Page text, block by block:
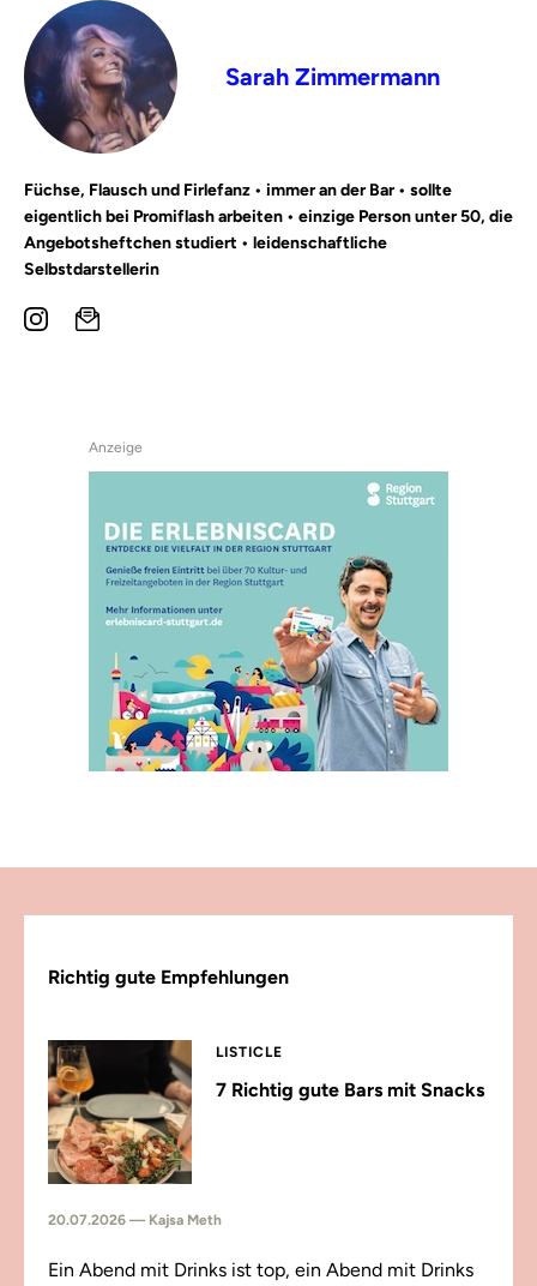
Sarah Zimmermann
Füchse, Flausch und Firlefanz • immer an der Bar • sollte
eigentlich bei Promiflash arbeiten • einzige Person unter 50, die
Angebotsheftchen studiert • leidenschaftliche
Selbstdarstellerin
Anzeige
Richtig gute Empfehlungen
LISTICLE
7 Richtig gute Bars mit Snacks
20.07.2026 — Kajsa Meth
Ein Abend mit Drinks ist top, ein Abend mit Drinks